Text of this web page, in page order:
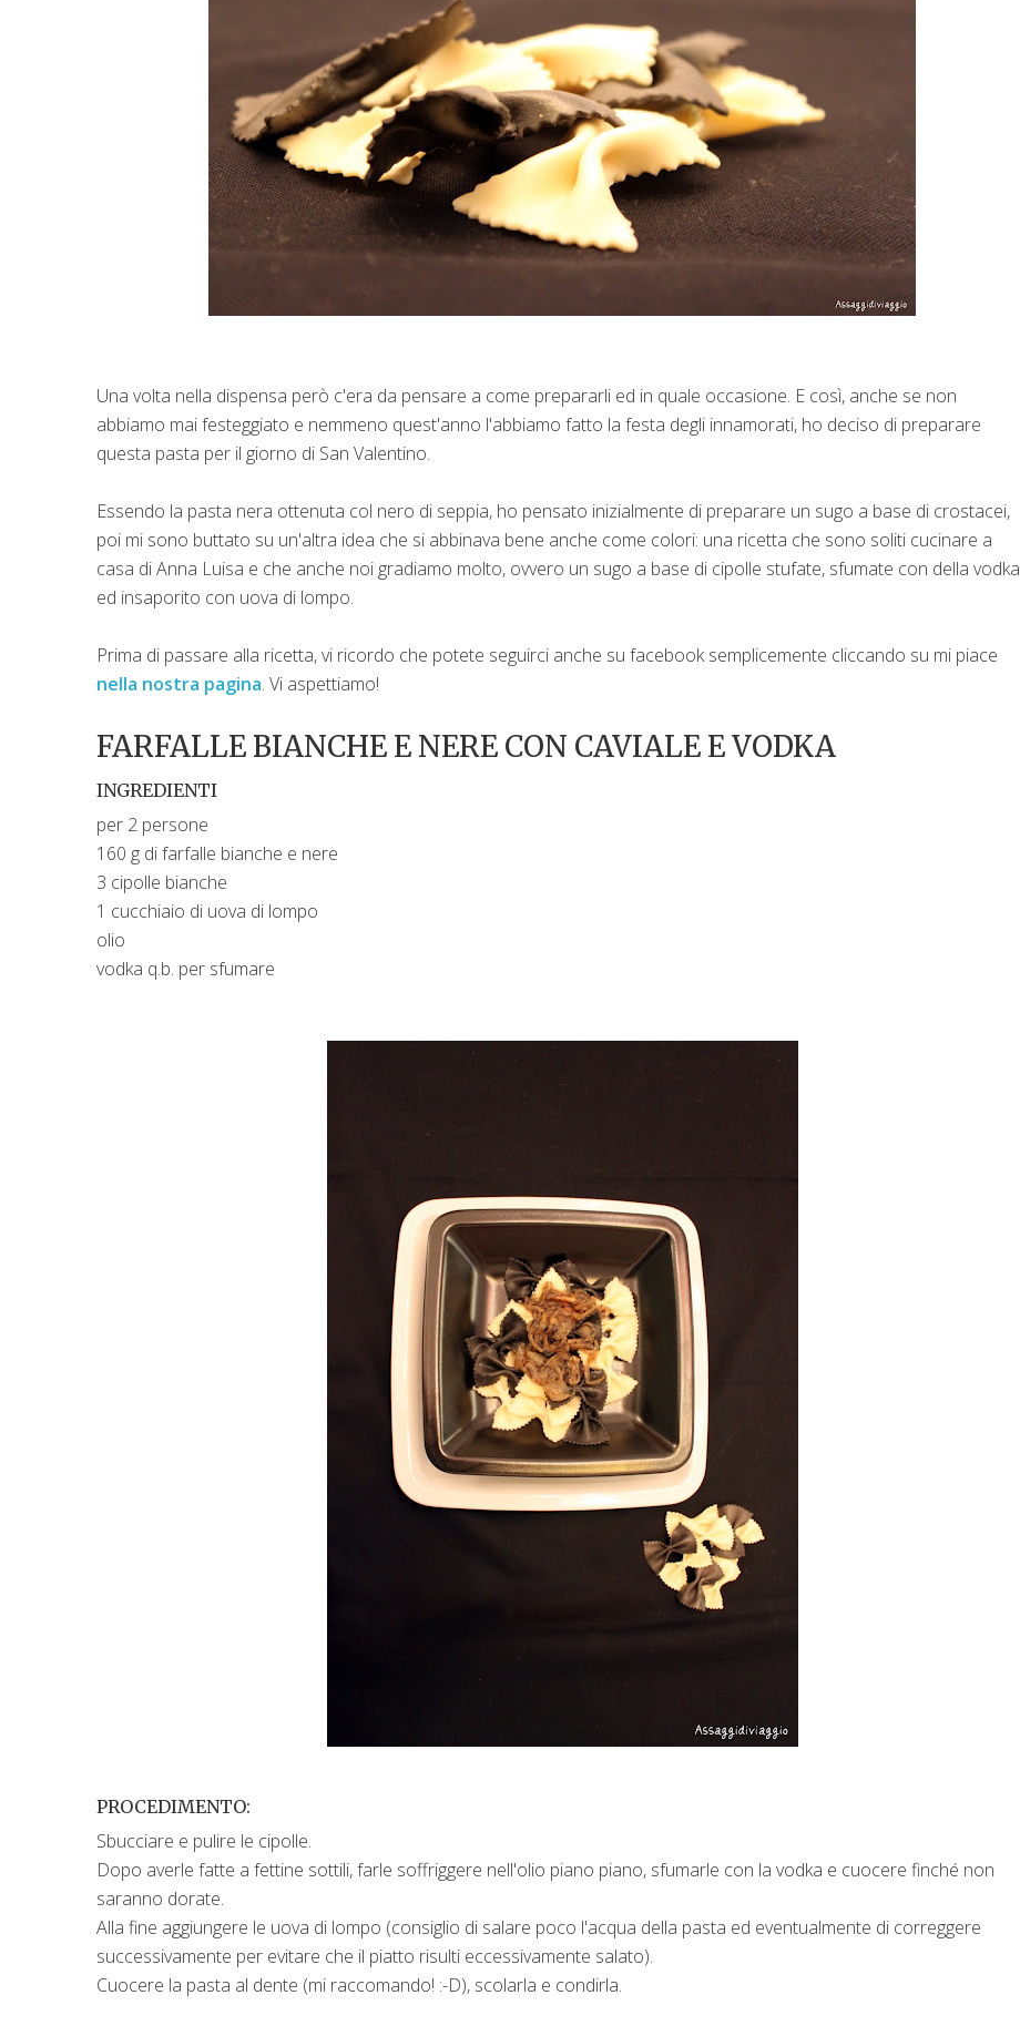
Una volta nella dispensa però c'era da pensare a come prepararli ed in quale occasione. E così, anche se non
abbiamo mai festeggiato e nemmeno quest'anno l'abbiamo fatto la festa degli innamorati, ho deciso di preparare
questa pasta per il giorno di San Valentino.
Essendo la pasta nera ottenuta col nero di seppia, ho pensato inizialmente di preparare un sugo a base di crostacei,
poi mi sono buttato su un'altra idea che si abbinava bene anche come colori: una ricetta che sono soliti cucinare a
casa di Anna Luisa e che anche noi gradiamo molto, ovvero un sugo a base di cipolle stufate, sfumate con della vodka
ed insaporito con uova di lompo.
Prima di passare alla ricetta, vi ricordo che potete seguirci anche su facebook semplicemente cliccando su mi piace
nella nostra pagina. Vi aspettiamo!
FARFALLE BIANCHE E NERE CON CAVIALE E VODKA
INGREDIENTI
per 2 persone
160 g di farfalle bianche e nere
3 cipolle bianche
1 cucchiaio di uova di lompo
olio
vodka q.b. per sfumare
PROCEDIMENTO:
Sbucciare e pulire le cipolle.
Dopo averle fatte a fettine sottili, farle soffriggere nell'olio piano piano, sfumarle con la vodka e cuocere finché non
saranno dorate.
Alla fine aggiungere le uova di lompo (consiglio di salare poco l'acqua della pasta ed eventualmente di correggere
successivamente per evitare che il piatto risulti eccessivamente salato).
Cuocere la pasta al dente (mi raccomando! :-D), scolarla e condirla.